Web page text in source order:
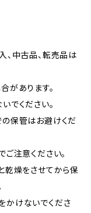
、中古品、転売品は
があります。
でください。
の保管はお避けくだ
注意ください。
乾燥をさせてから保
かけないでくださ